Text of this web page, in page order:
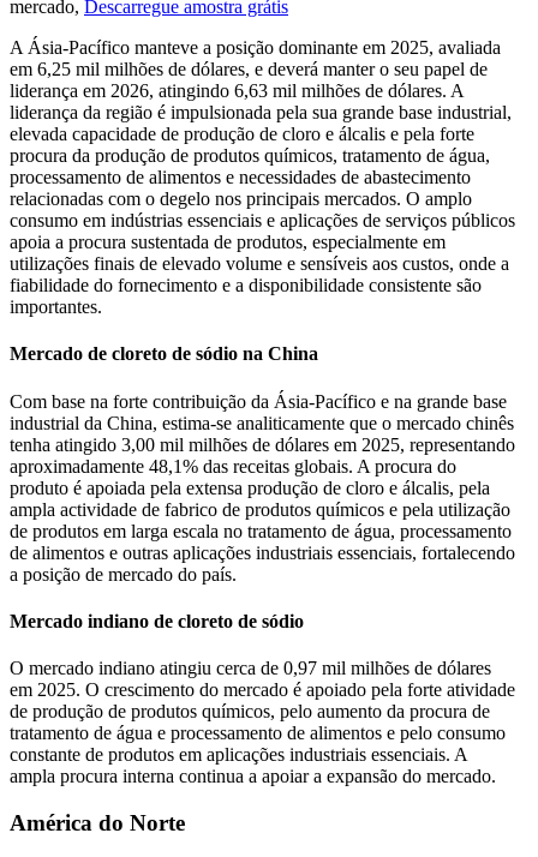
mercado, Descarregue amostra grátis
A Ásia-Pacífico manteve a posição dominante em 2025, avaliada
em 6,25 mil milhões de dólares, e deverá manter o seu papel de
liderança em 2026, atingindo 6,63 mil milhões de dólares. A
liderança da região é impulsionada pela sua grande base industrial,
elevada capacidade de produção de cloro e álcalis e pela forte
procura da produção de produtos químicos, tratamento de água,
processamento de alimentos e necessidades de abastecimento
relacionadas com o degelo nos principais mercados. O amplo
consumo em indústrias essenciais e aplicações de serviços públicos
apoia a procura sustentada de produtos, especialmente em
utilizações finais de elevado volume e sensíveis aos custos, onde a
fiabilidade do fornecimento e a disponibilidade consistente são
importantes.
Mercado de cloreto de sódio na China
Com base na forte contribuição da Ásia-Pacífico e na grande base
industrial da China, estima-se analiticamente que o mercado chinês
tenha atingido 3,00 mil milhões de dólares em 2025, representando
aproximadamente 48,1% das receitas globais. A procura do
produto é apoiada pela extensa produção de cloro e álcalis, pela
ampla actividade de fabrico de produtos químicos e pela utilização
de produtos em larga escala no tratamento de água, processamento
de alimentos e outras aplicações industriais essenciais, fortalecendo
a posição de mercado do país.
Mercado indiano de cloreto de sódio
O mercado indiano atingiu cerca de 0,97 mil milhões de dólares
em 2025. O crescimento do mercado é apoiado pela forte atividade
de produção de produtos químicos, pelo aumento da procura de
tratamento de água e processamento de alimentos e pelo consumo
constante de produtos em aplicações industriais essenciais. A
ampla procura interna continua a apoiar a expansão do mercado.
América do Norte